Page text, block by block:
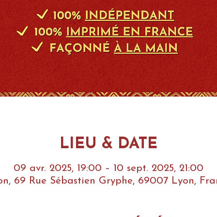
LIEU & DATE
09 avr. 2025, 19:00 – 10 sept. 2025, 21:00
69 Rue Sébastien Gryphe, 69007 Lyon,